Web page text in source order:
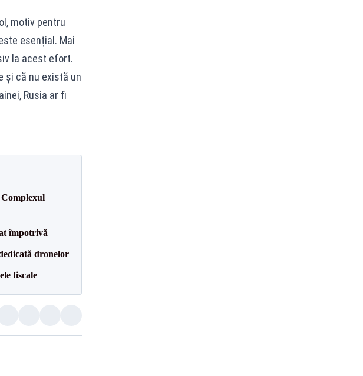
motiv pentru
esențial. Mai
la acest efort.
și că nu există un
Rusia ar fi
împotrivă
dronelor
fiscale